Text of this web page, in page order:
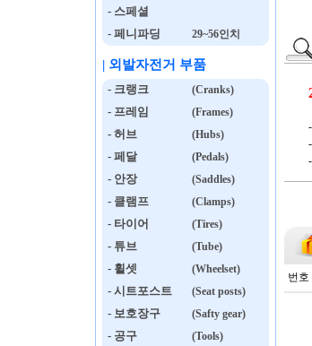
- 스페셜
- 페니파딩
29~56인치
| 외발자전거 부품
- 크랭크 (Cranks)
- 프레임 (Frames)
- 허브 (Hubs)
- 페달 (Pedals)
- 안장 (Saddles)
- 클램프 (Clamps)
- 타이어 (Tires)
- 튜브 (Tube)
- 휠셋 (Wheelset)
- 시트포스트 (Seat posts)
- 보호장구 (Safty gear)
- 공구 (Tools)
-
번호